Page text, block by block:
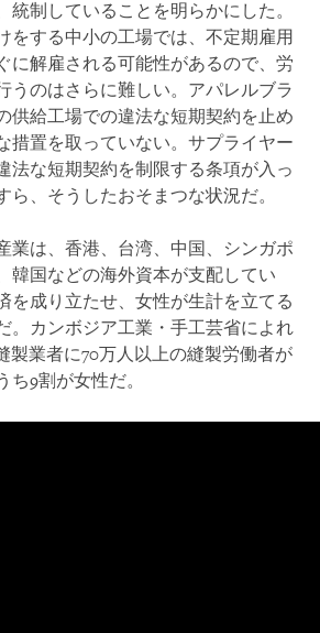
統制していることを明らかにした。
をする中小の工場では、不定期雇用
に解雇される可能性があるので、労
うのはさらに難しい。アパレルブラ
供給工場での違法な短期契約を止め
措置を取っていない。サプライヤー
法な短期契約を制限する条項が入っ
ら、そうしたおそまつな状況だ。
業は、香港、台湾、中国、シンガポ
韓国などの海外資本が支配してい
を成り立たせ、女性が生計を立てる
。カンボジア工業・手工芸省によれ
製業者に70万人以上の縫製労働者が
ち9割が女性だ。